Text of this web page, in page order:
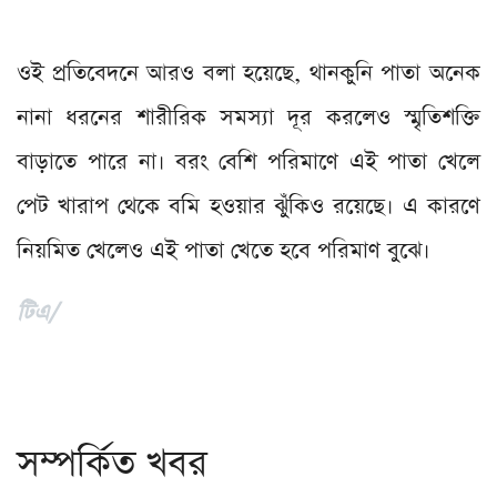
ওই প্রতিবেদনে আরও বলা হয়েছে, থানকুনি পাতা অনেক
নানা ধরনের শারীরিক সমস্যা দূর করলেও স্মৃতিশক্তি
বাড়াতে পারে না। বরং বেশি পরিমাণে এই পাতা খেলে
পেট খারাপ থেকে বমি হওয়ার ঝুঁকিও রয়েছে। এ কারণে
নিয়মিত খেলেও এই পাতা খেতে হবে পরিমাণ বুঝে।
টিএ/
সম্পর্কিত খবর